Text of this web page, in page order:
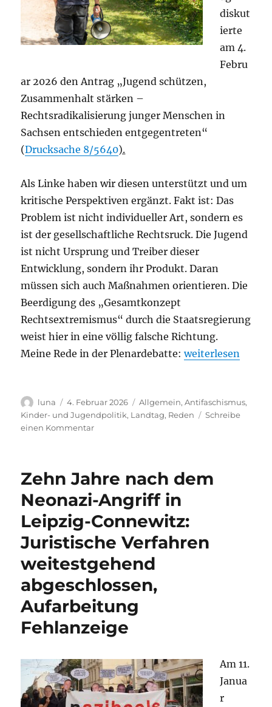
diskut
ierte
am 4.
Febru
ar 2026 den Antrag „Jugend schützen,
Zusammenhalt stärken –
Rechtsradikalisierung junger Menschen in
Sachsen entschieden entgegentreten“
(Drucksache 8/5640).
Als Linke haben wir diesen unterstützt und um
kritische Perspektiven ergänzt. Fakt ist: Das
Problem ist nicht individueller Art, sondern es
ist der gesellschaftliche Rechtsruck. Die Jugend
ist nicht Ursprung und Treiber dieser
Entwicklung, sondern ihr Produkt. Daran
müssen sich auch Maßnahmen orientieren. Die
Beerdigung des „Gesamtkonzept
Rechtsextremismus“ durch die Staatsregierung
weist hier in eine völlig falsche Richtung.
Meine Rede in der Plenardebatte:„Jugend-
weiterlesen
Autor
luna
Veröffentlicht
am
4. Februar 2026 Kategorien
Allgemein,Antifaschismus,
Kinder- und Jugendpolitik, Landtag, Reden
Schreibe
einen Kommentarzu
Teil
gesellschaftlichen
Rechtsrucks
bekämpfen
–
die
Koalition
gibt
den
Fokus
auf
Zehn Jahre nach dem
Neonazi-Angriff in
Leipzig-Connewitz:
Juristische Verfahren
weitestgehend
abgeschlossen,
Aufarbeitung
Fehlanzeige
Am 11.
Janua
r